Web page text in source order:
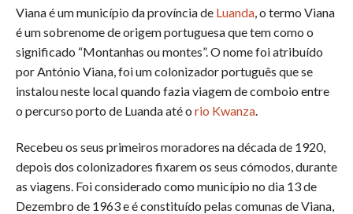
Viana é um município da província de Luanda, o termo Viana
é um sobrenome de origem portuguesa que tem como o
significado “Montanhas ou montes”. O nome foi atribuído
por António Viana, foi um colonizador português que se
instalou neste local quando fazia viagem de comboio entre
o percurso porto de Luanda até o rio Kwanza.
Recebeu os seus primeiros moradores na década de 1920,
depois dos colonizadores fixarem os seus cómodos, durante
as viagens. Foi considerado como município no dia 13 de
Dezembro de 1963 e é constituído pelas comunas de Viana,